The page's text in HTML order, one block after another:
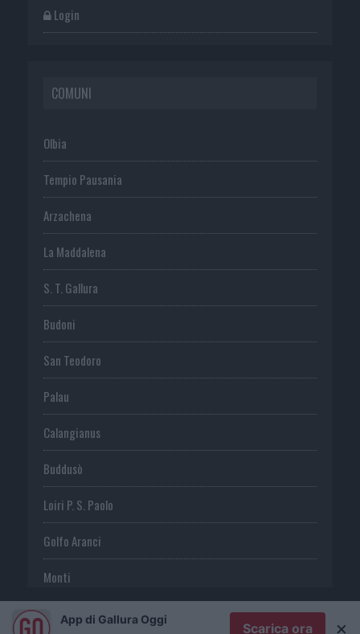
Login
COMUNI
Olbia
Tempio Pausania
Arzachena
La Maddalena
S. T. Gallura
Budoni
San Teodoro
Palau
Calangianus
Buddusò
Loiri P. S. Paolo
Golfo Aranci
Monti
TeltiApp di Gallura Oggi
Scarica ora ×